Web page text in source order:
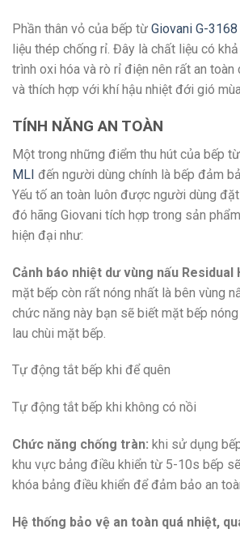
Phần thân vỏ của bếp từ Giovani G-3168
liệu thép chống rỉ. Đây là chất liệu có
trình oxi hóa và rò rỉ điện nên rất an
và thích hợp với khí hậu nhiệt đới gió
TÍNH NĂNG AN TOÀN
Một trong những điểm thu hút của bếp từ
MLI đến người dùng chính là bếp đảm
Yếu tố an toàn luôn được người dùng
đó hãng Giovani tích hợp trong sản
hiện đại như:
Cảnh báo nhiệt dư vùng nấu Residual
mặt bếp còn rất nóng nhất là bên vùng
chức năng này bạn sẽ biết mặt bếp
lau chùi mặt bếp.
Tự động tắt bếp khi để quên
Tự động tắt bếp khi không có nồi
Chức năng chống tràn: khi sử dụng
khu vực bảng điều khiển từ 5-10s bếp
khóa bảng điều khiển để đảm bảo an
Hệ thống bảo vệ an toàn quá nhiệt,